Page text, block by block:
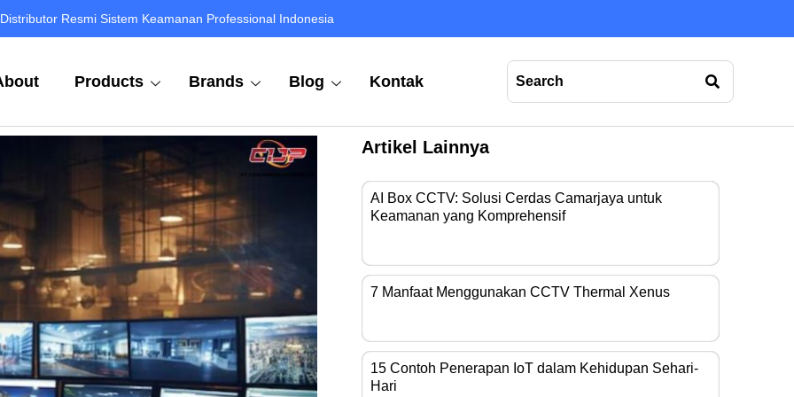
Distributor Resmi Sistem Keamanan Professional Indonesia
Products Brands Blog Kontak
Artikel Lainnya
AI Box CCTV: Solusi Cerdas Camarjaya untuk
Keamanan yang Komprehensif
7 Manfaat Menggunakan CCTV Thermal Xenus
15 Contoh Penerapan IoT dalam Kehidupan Sehari-
Hari